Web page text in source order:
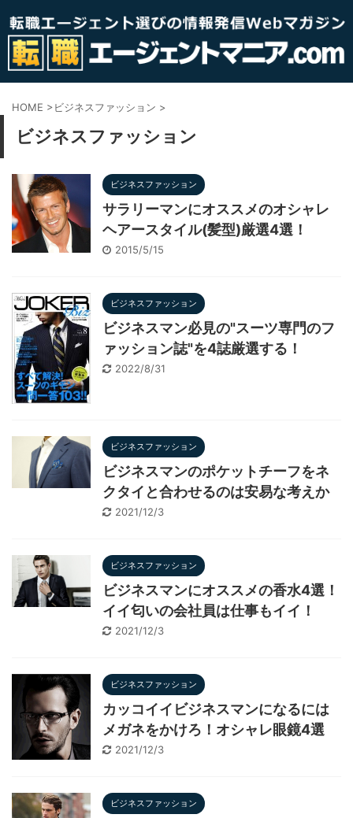
HOME >ビジネスファッション >
ビジネスファッション
ビジネスファッション
サラリーマンにオススメのオシャレ
ヘアースタイル(髪型)厳選4選！
2015/5/15
ビジネスファッション
ビジネスマン必見の"スーツ専門のフ
ァッション誌"を4誌厳選する！
2022/8/31
ビジネスファッション
ビジネスマンのポケットチーフをネ
クタイと合わせるのは安易な考えか
2021/12/3
ビジネスファッション
ビジネスマンにオススメの香水4選！
イイ匂いの会社員は仕事もイイ！
2021/12/3
ビジネスファッション
カッコイイビジネスマンになるには
メガネをかけろ！オシャレ眼鏡4選
2021/12/3
ビジネスファッション